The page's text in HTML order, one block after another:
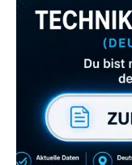
wenn dir